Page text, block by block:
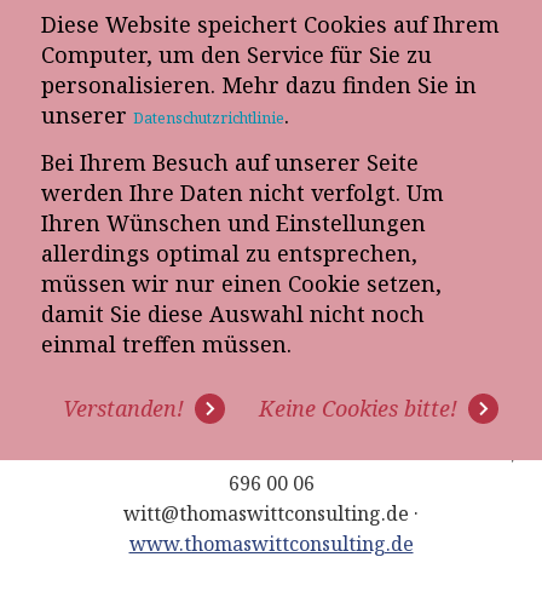
Diese Website speichert Cookies auf Ihrem
Computer, um den Service für Sie zu
personalisieren. Mehr dazu finden Sie in
unserer Datenschutzrichtlinie.
Bei Ihrem Besuch auf unserer Seite
werden Ihre Daten nicht verfolgt. Um
Ihren Wünschen und Einstellungen
allerdings optimal zu entsprechen,
müssen wir nur einen Cookie setzen,
damit Sie diese Auswahl nicht noch
einmal treffen müssen.
Verstanden! Keine Cookies bitte!
E-Mail-Newsletter
Telefon-Termin
IMPRESSUM
Thomas Witt Consulting GmbH · Inhaber: Thomas
Witt
696 00 06
witt@thomaswittconsulting.de ·
www.thomaswittconsulting.de